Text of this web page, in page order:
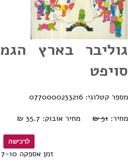
גוליבר בארץ
סויפט
מספר קטלוגי: 0770000233216
מחיר: 51 ₪ מחיר אובוק: 35.7 ₪
זמן אספקה 7-10 ימים